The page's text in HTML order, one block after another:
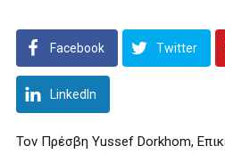
Facebook Twitter
LinkedIn
Τον Πρέσβη Yussef Dorkhom,